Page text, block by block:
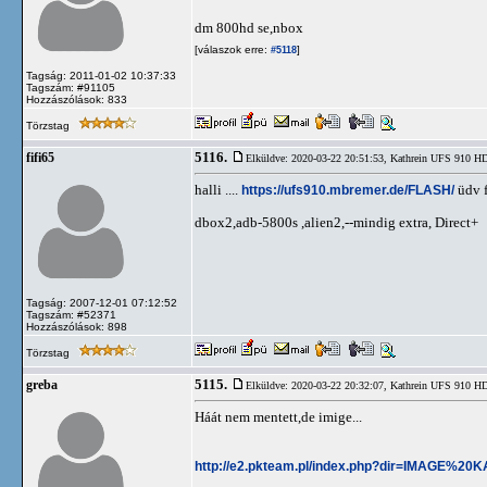
Tagság: 2011-01-02 10:37:33
Tagszám: #91105
Hozzászólások: 833
dm 800hd se,nbox
[válaszok erre: #5118]
Törzstag
fifi65
Tagság: 2007-12-01 07:12:52
Tagszám: #52371
Hozzászólások: 898
5116. Elküldve: 2020-03-22 20:51:53, Kathrein UFS 910
halli .... https://ufs910.mbremer.de/FLASH/üdv
dbox2,adb-5800s ,alien2,--mindig extra, Direct+
Törzstag
greba 5115. Elküldve: 2020-03-22 20:32:07, Kathrein UFS 910
Háát nem mentett,de imige...
http://e2.pkteam.pl/